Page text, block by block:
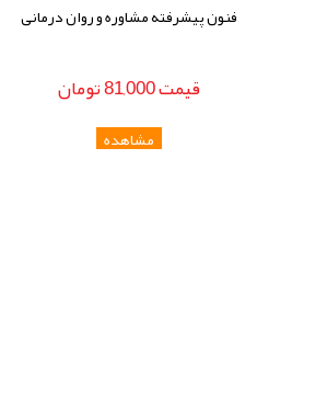
فنون پیشرفته مشاوره و روان درمانی
قيمت81,000تومان